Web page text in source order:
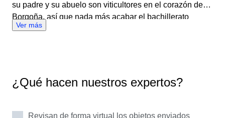
su padre y su abuelo son viticultores en el corazón de
Borgoña, así que nada más acabar el bachillerato
empezó a estudiar sobre vino, enología y viticultura para
los 18 años, de modo que ha adquirido conocimientos
sobre todo lo relacionado con el mundo del vino y se ha
valle del Ródano. Los mayores expertos mantienen la
Ver más
¿Qué hacen nuestros expertos?
Revisan de forma virtual los objetos enviados